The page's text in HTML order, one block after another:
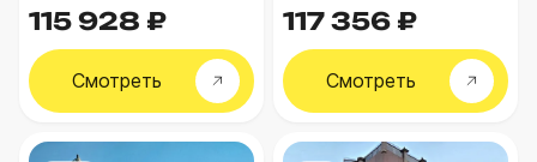
115 928 ₽
Смотреть
117 356 ₽
Смотреть